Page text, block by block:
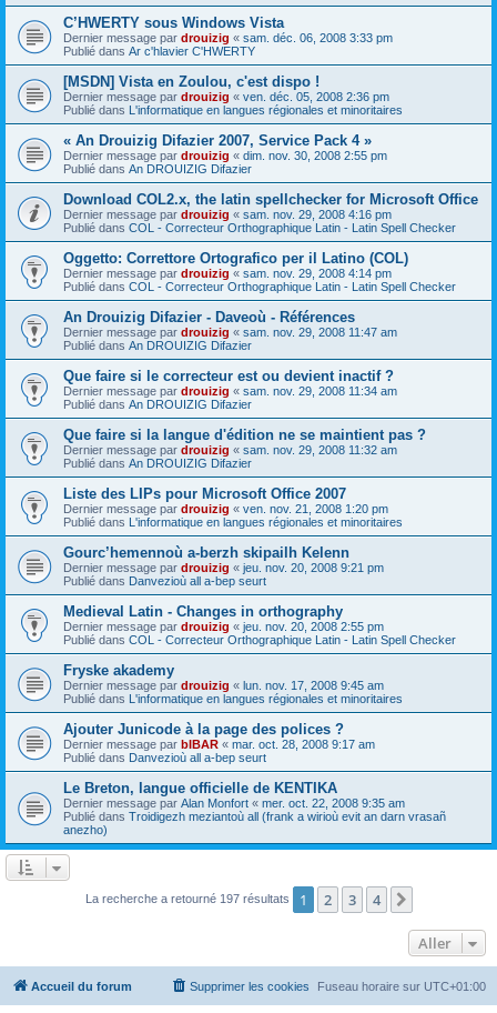
C’HWERTY sous Windows Vista
Dernier message par drouizig « sam. déc. 06, 2008 3:33 pm
Publié dans Ar c'hlavier C'HWERTY
[MSDN] Vista en Zoulou, c'est dispo !
Dernier message par drouizig « ven. déc. 05, 2008 2:36 pm
Publié dans L'informatique en langues régionales et minoritaires
« An Drouizig Difazier 2007, Service Pack 4 »
Dernier message par drouizig « dim. nov. 30, 2008 2:55 pm
Publié dans An DROUIZIG Difazier
Download COL2.x, the latin spellchecker for Microsoft Office
Dernier message par drouizig « sam. nov. 29, 2008 4:16 pm
Publié dans COL - Correcteur Orthographique Latin - Latin Spell Checker
Oggetto: Correttore Ortografico per il Latino (COL)
Dernier message par drouizig « sam. nov. 29, 2008 4:14 pm
Publié dans COL - Correcteur Orthographique Latin - Latin Spell Checker
An Drouizig Difazier - Daveoù - Références
Dernier message par drouizig « sam. nov. 29, 2008 11:47 am
Publié dans An DROUIZIG Difazier
Que faire si le correcteur est ou devient inactif ?
Dernier message par drouizig « sam. nov. 29, 2008 11:34 am
Publié dans An DROUIZIG Difazier
Que faire si la langue d'édition ne se maintient pas ?
Dernier message par drouizig « sam. nov. 29, 2008 11:32 am
Publié dans An DROUIZIG Difazier
Liste des LIPs pour Microsoft Office 2007
Dernier message par drouizig « ven. nov. 21, 2008 1:20 pm
Publié dans L'informatique en langues régionales et minoritaires
Gourc’hemennoù a-berzh skipailh Kelenn
Dernier message par drouizig « jeu. nov. 20, 2008 9:21 pm
Publié dans Danvezioù all a-bep seurt
Medieval Latin - Changes in orthography
Dernier message par drouizig « jeu. nov. 20, 2008 2:55 pm
Publié dans COL - Correcteur Orthographique Latin - Latin Spell Checker
Fryske akademy
Dernier message par drouizig « lun. nov. 17, 2008 9:45 am
Publié dans L'informatique en langues régionales et minoritaires
Ajouter Junicode à la page des polices ?
Dernier message par bIBAR « mar. oct. 28, 2008 9:17 am
Publié dans Danvezioù all a-bep seurt
Le Breton, langue officielle de KENTIKA
Dernier message par Alan Monfort « mer. oct. 22, 2008 9:35 am
Publié dans Troidigezh meziantoù all (frank a wirioù evit an darn vrasañ
anezho)
La recherche a retourné 197 résultats 1 2 3 4
Aller
Accueil du forum Fuseau horaire sur UTC+01:00
Supprimer les cookies